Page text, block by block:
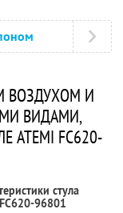
ВОЗДУХОМ И
ВИДАМИ,
FC620-
стула
96801